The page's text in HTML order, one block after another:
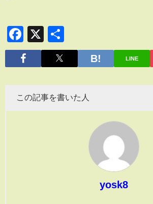
Facebook
X
有
LINE
この記事を書いた人
yosk8